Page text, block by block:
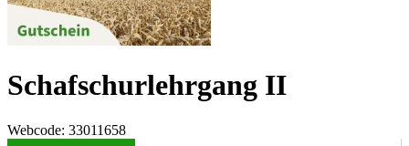
Schafschurlehrgang II
Webcode: 33011658